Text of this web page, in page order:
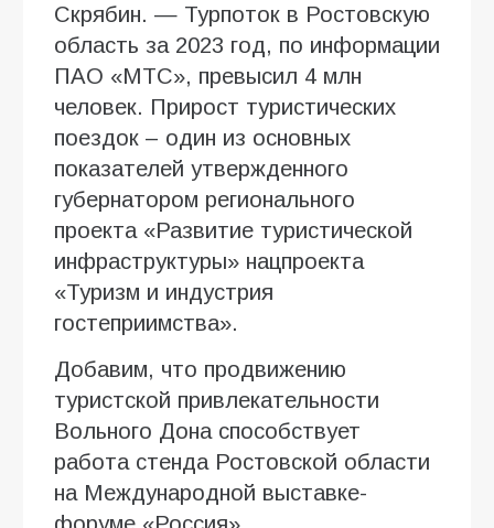
Скрябин. — Турпоток в Ростовскую
область за 2023 год, по информации
ПАО «МТС», превысил 4 млн
человек. Прирост туристических
поездок – один из основных
показателей утвержденного
губернатором регионального
проекта «Развитие туристической
инфраструктуры» нацпроекта
«Туризм и индустрия
гостеприимства».
Добавим, что продвижению
туристской привлекательности
Вольного Дона способствует
работа стенда Ростовской области
на Международной выставке-